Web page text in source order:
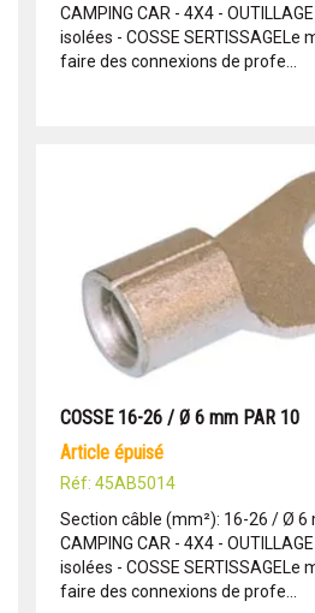
CAMPING CAR - 4X4 -
isolées - COSSE SERTISSAGELe
faire des connexions de profe...
COSSE 16-26 / Ø 6 mm PAR 10
article épuisé
Réf: 45AB5014
Section câble (mm²): 16-26 / Ø 6
CAMPING CAR - 4X4 -
isolées - COSSE SERTISSAGELe
faire des connexions de profe...